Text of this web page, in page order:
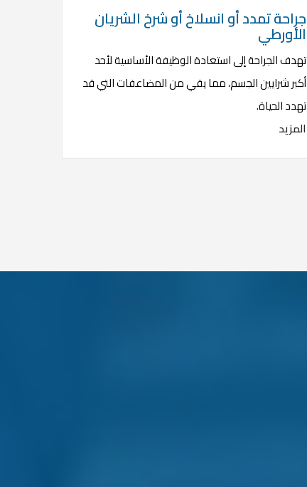
جراحة تمدد أو انسلاخ أو شرخ الشريان
الأورطي
تهدف الجراحة إلى استعادة الوظيفة الأساسية لأحد
أكبر شرايين الجسم، مما يقي من المضاعفات التي قد
تهدد الحياة.
المزيد